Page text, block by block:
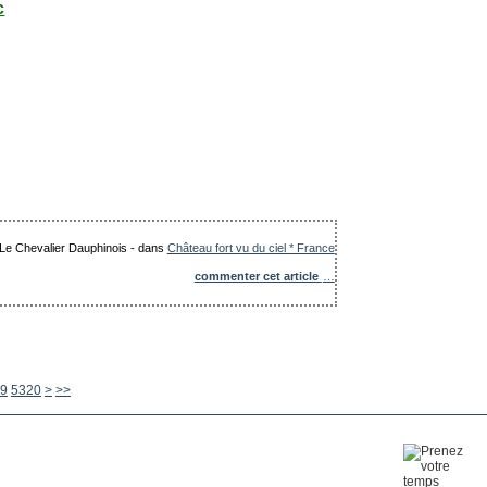
Chevalier Dauphinois -dans Château fort vu du ciel * France
commenter cet article
5320 5330
5340
5350
5360
5370
5380
5390
5400
5500
5600
> >>